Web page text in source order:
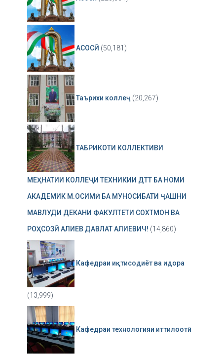
АСОСӢ (50,181)
Таърихи коллеҷ (20,267)
ТАБРИКОТИ КОЛЛЕКТИВИ
МЕҲНАТИИ КОЛЛЕҶИ ТЕХНИКИИ ДТТ БА НОМИ
АКАДЕМИК М.ОСИМӢ БА МУНОСИБАТИ ҶАШНИ
МАВЛУДИ ДЕКАНИ ФАКУЛТЕТИ СОХТМОН ВА
РОҲСОЗӢ АЛИЕВ ДАВЛАТ АЛИЕВИЧ! (14,860)
Кафедраи иқтисодиёт ва идора
(13,999)
Кафедраи технологияи иттилоотӣ